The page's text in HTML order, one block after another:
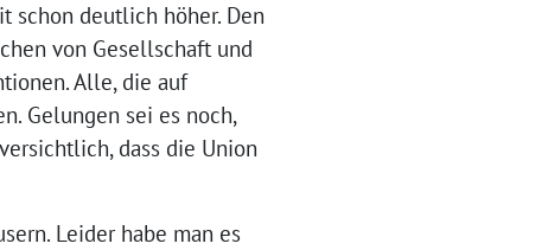
schon deutlich höher. Den
von Gesellschaft und
Alle, die auf
Gelungen sei es noch,
dass die Union
Leider habe man es